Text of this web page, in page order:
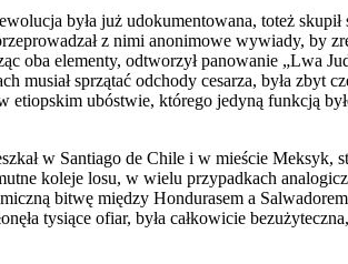
była już udokumentowana, toteż
z nimi anonimowe wywiady, by
oba elementy, odtworzył panowanie „Lwa
sprzątać odchody cesarza, była zbyt
ubóstwie, którego jedyną funkcją
w Santiago de Chile i w mieście Meksyk,
koleje losu, w wielu przypadkach
bitwę między Hondurasem a
tysiące ofiar, była całkowicie